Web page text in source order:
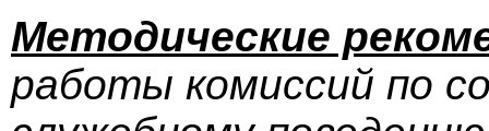
Методические
работы комиссий по